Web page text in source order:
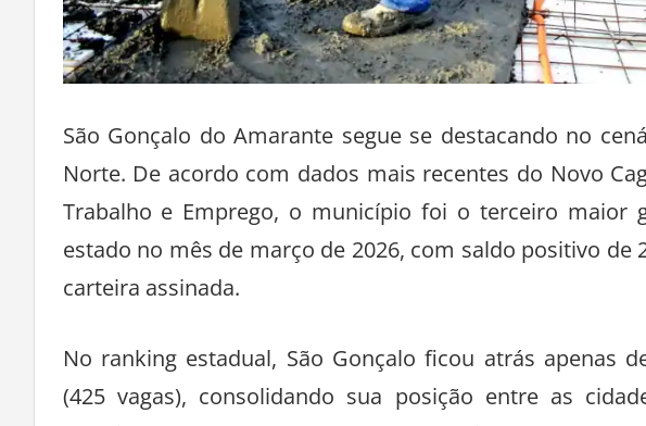
São Gonçalo do Amarante segue se destacando no
Norte. De acordo com dados mais recentes do Novo
Trabalho e Emprego, o município foi o terceiro maior
estado no mês de março de 2026, com saldo positivo
carteira assinada.
No ranking estadual, São Gonçalo ficou atrás apenas
(425 vagas), consolidando sua posição entre as